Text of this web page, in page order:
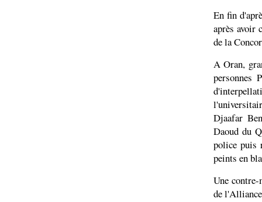
En fin
après avoir
de la
A Oran,
personnes
Djaafar
Daoud du
police puis
peints en
Une
de